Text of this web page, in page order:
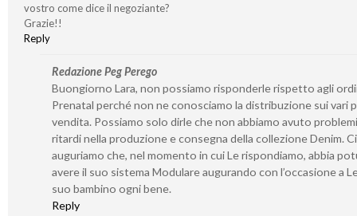
vostro come dice il negoziante?
Grazie!!
Reply
Redazione Peg Perego
Buongiorno Lara, non possiamo risponderle rispetto agli
Prenatal perché non ne conosciamo la distribuzione sui vari
vendita. Possiamo solo dirle che non abbiamo avuto
ritardi nella produzione e consegna della collezione Denim. Ci
auguriamo che, nel momento in cui Le rispondiamo, abbia
avere il suo sistema Modulare augurando con l’occasione a
suo bambino ogni bene.
Reply